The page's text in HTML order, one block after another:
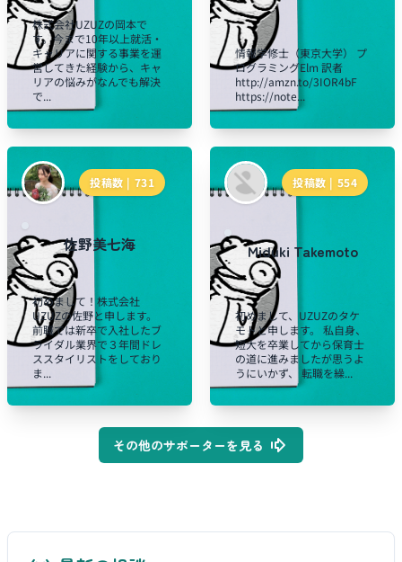
株式会社UZUZの岡本で
す。今まで10年以上就活・
キャリアに関する事業を運
営してきた経験から、キャ
リアの悩みがなんでも解決
で...
情報学修士（東京大学） プ
ログラミングElm 訳者
http://amzn.to/3IOR4bF
https://note...
投稿数 | 731
佐野美七海
初めまして！株式会社
UZUZの佐野と申します。
前職では新卒で入社したブ
ライダル業界で３年間ドレ
ススタイリストをしており
ま...
投稿数 | 554
Miduki Takemoto
初めまして、UZUZのタケ
モトと申します。 私自身、
短大を卒業してから保育士
の道に進みましたが思うよ
うにいかず、 転職を繰...
その他のサポーターを見る